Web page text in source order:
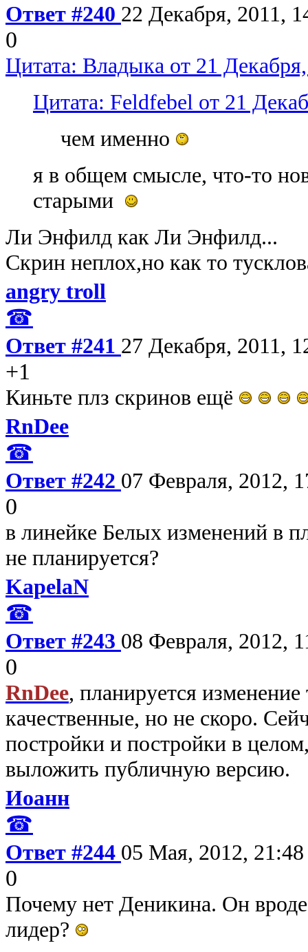
Ответ #240 22 Декабря, 2011,
0
Цитата: Владыка от 21
Цитата: Feldfebel от 21
чем именно
я в общем смысле, что-то
старыми
Ли Энфилд как Ли Энфилд...
Скрин неплох,но как то
angry troll
☎
Ответ #241 27 Декабря, 2011,
+1
Киньте плз скринов ещё
RnDee
☎
Ответ #242 07 Февраля, 2012,
0
в линейке Белых изменений в
не планируется?
KapelaN
☎
Ответ #243 08 Февраля, 2012,
0
RnDee, планируется
качественные, но не скоро.
постройки и постройки в
выложить публичную версию.
Иоанн
☎
Ответ #244 05 Мая, 2012, 21:48
0
Почему нет Деникина. Он
лидер?